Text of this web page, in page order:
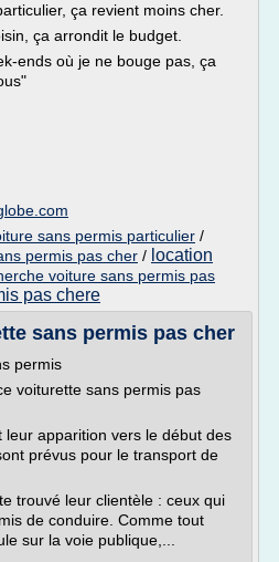
ça revient moins cher.
ça arrondit le budget.
ends où je ne bouge pas, ça
sans permis particulier /
permis pas cher / location
voiture sans permis pas
pas chere
sans permis pas cher
permis
voiturette sans permis pas
leur apparition vers le début des
prévus pour le transport de
trouvé leur clientèle : ceux qui
de conduire. Comme tout
sur la voie publique,...